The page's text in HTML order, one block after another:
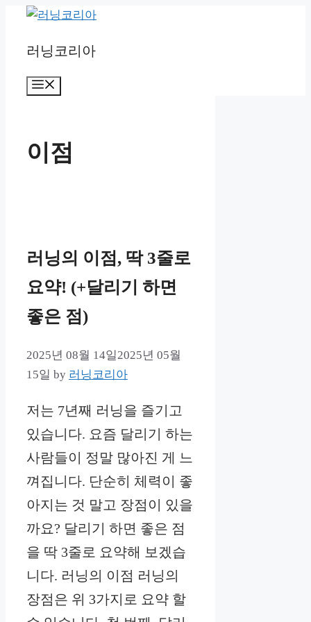
Skip
content러닝코리아
이점
러닝의 이점, 딱 3줄로
요약! (+달리기 하면
좋은 점)
2025년 08월 14일2025년 05월
15일 by 러닝코리아
저는 7년째 러닝을 즐기고
있습니다. 요즘 달리기 하는
사람들이 정말 많아진 게 느
껴집니다. 단순히 체력이 좋
아지는 것 말고 장점이 있을
까요? 달리기 하면 좋은 점
을 딱 3줄로 요약해 보겠습
니다. 러닝의 이점 러닝의
장점은 위 3가지로 요약 할